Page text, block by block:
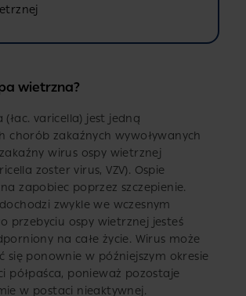
wietrzna?
(łac. varicella) jest jedną
chorób zakaźnych wywoływanych
wirus ospy wietrznej
zoster virus, VZV). Ospie
zapobiec poprzez szczepienie.
zwykle we wczesnym
przebyciu ospy wietrznej jesteś
na całe życie. Wirus może
się ponownie w późniejszym okresie
półpaśca, ponieważ pozostaje
w postaci nieaktywnej.